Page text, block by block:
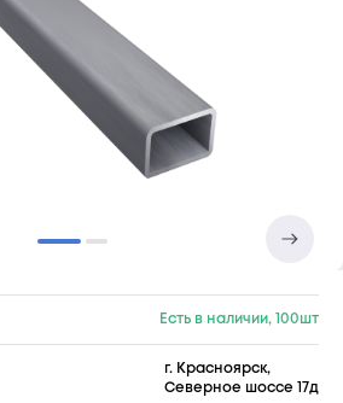
Есть в наличии, 100шт
г. Красноярск,
Северное шоссе 17д